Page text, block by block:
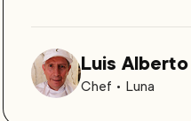
Luis
Chef • Luna